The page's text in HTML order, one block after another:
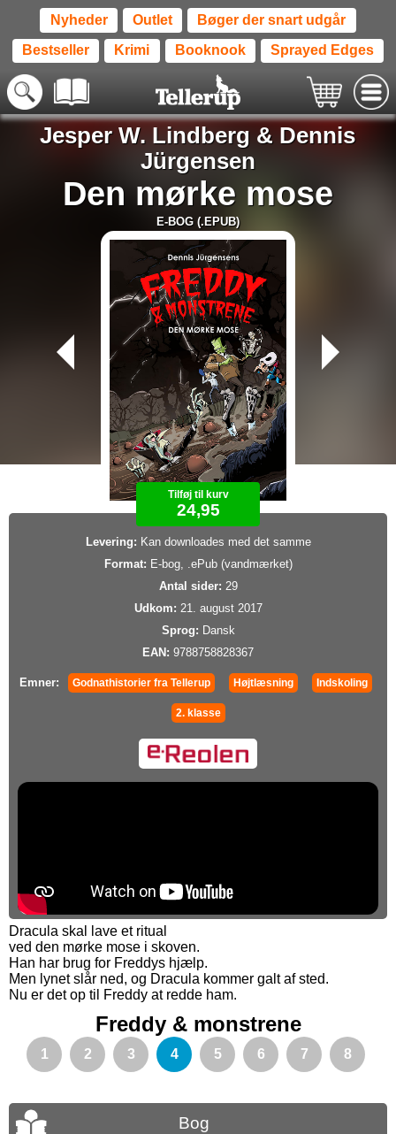
Nyheder Outlet Bøger der snart udgår
Bestseller Krimi Booknook Sprayed Edges
Jesper W. Lindberg & Dennis
Jürgensen
Den mørke mose
E-BOG (.EPUB)
Tilføj til kurv
24,95
Levering: Kan downloades med det samme
Format: E-bog, .ePub (vandmærket)
Antal sider: 29
Udkom: 21. august 2017
Sprog: Dansk
EAN: 9788758828367
Emner: Godnathistorier fra Tellerup Højtlæsning Indskoling
2. klasse
Dracula skal lave et ritual
ved den mørke mose i skoven.
Han har brug for Freddys hjælp.
Men lynet slår ned, og Dracula kommer galt af sted.
Nu er det op til Freddy at redde ham.
Freddy & monstrene
1 2 3 4 5 6 7 8
Bog